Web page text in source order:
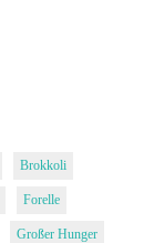
Brokkoli
Forelle
Großer Hunger